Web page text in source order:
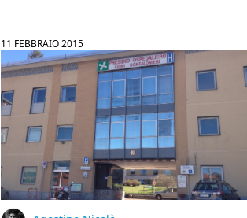
11 FEBBRAIO 2015